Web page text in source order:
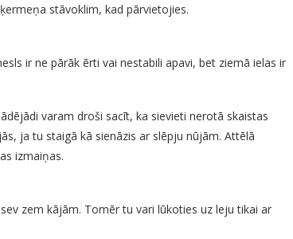
stāvoklim, kad pārvietojies.
ir ne pārāk ērti vai nestabili apavi, bet ziemā ielas ir
varam droši sacīt, ka sievieti nerotā skaistas
ja tu staigā kā sienāzis ar slēpju nūjām. Attēlā
izmaiņas.
zem kājām. Tomēr tu vari lūkoties uz leju tikai ar